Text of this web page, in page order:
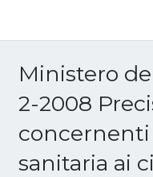
Ministero
2-2008
concernenti
sanitaria ai